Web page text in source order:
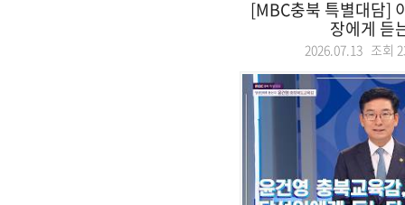
[MBC충북 특별대담]
장에게 듣
2026.07.13 조회